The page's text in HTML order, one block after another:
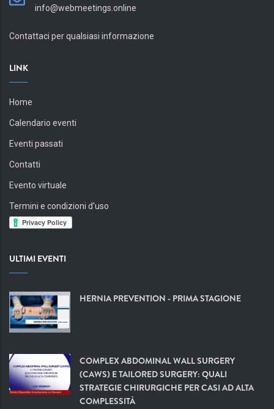
info@webmeetings.online
Contattaci per qualsiasi informazione
LINK
Home
Calendario eventi
Eventi passati
Contatti
Evento virtuale
Termini e condizioni d'uso
ULTIMI EVENTI
HERNIA PREVENTION - PRIMA STAGIONE
COMPLEX ABDOMINAL WALL SURGERY
(CAWS) E TAILORED SURGERY: QUALI
STRATEGIE CHIRURGICHE PER CASI AD ALTA
COMPLESSITÀ